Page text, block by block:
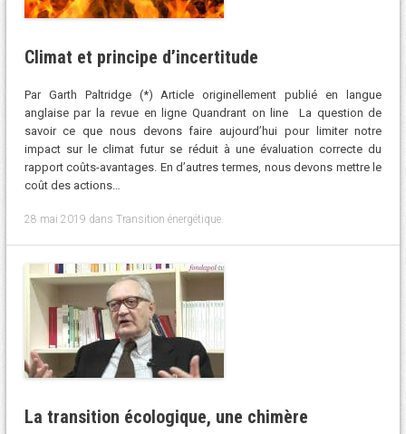
Climat et principe d’incertitude
Par Garth Paltridge (*) Article originellement publié en langue
anglaise par la revue en ligne Quandrant on line La question de
savoir ce que nous devons faire aujourd’hui pour limiter notre
impact sur le climat futur se réduit à une évaluation correcte du
rapport coûts-avantages. En d’autres termes, nous devons mettre le
coût des actions…
28 mai 2019 dans Transition énergétique.
La transition écologique, une chimère